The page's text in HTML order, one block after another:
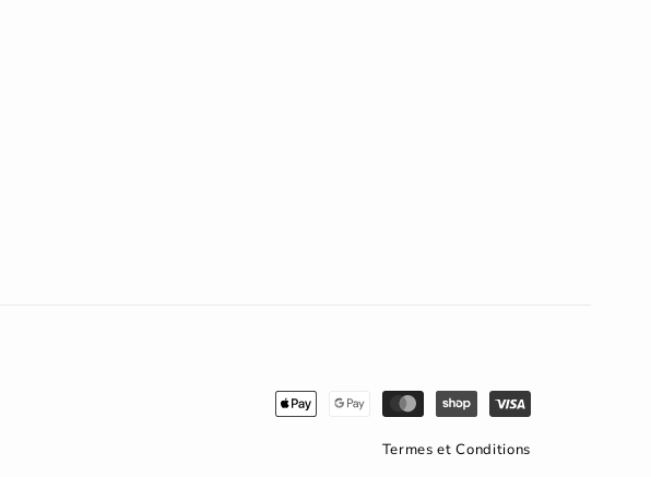
de
paiement
Termes et Conditions